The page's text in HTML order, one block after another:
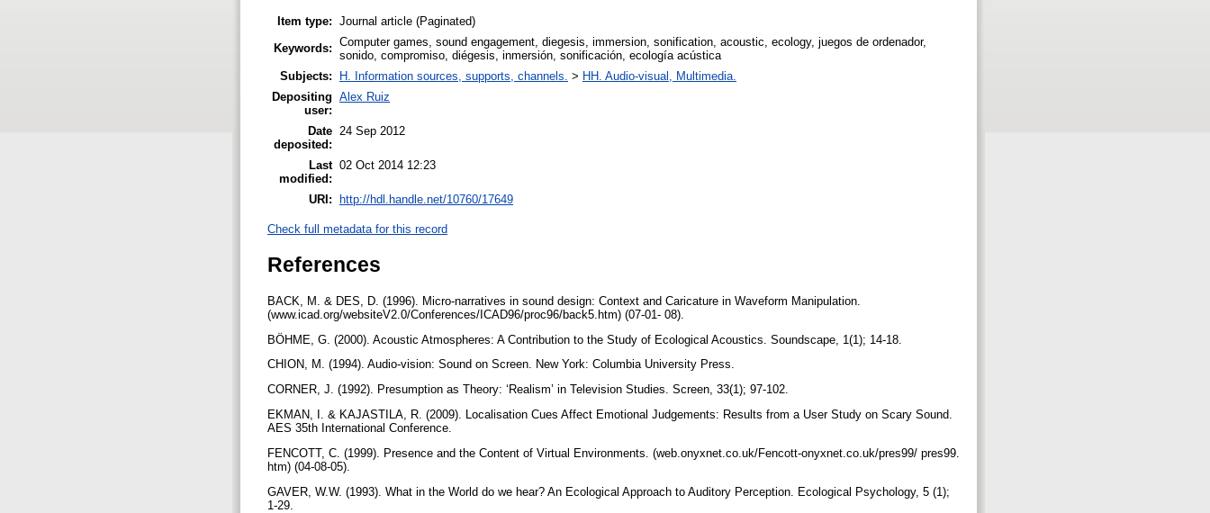
Item type: Journal article (Paginated)
Keywords: Computer games, sound engagement, diegesis, immersion, sonification, acoustic, ecology, juegos de ordenador,
sonido, compromiso, diégesis, inmersión, sonificación, ecología acústica
Subjects:
H. Information sources, supports, channels. > HH. Audio-visual, Multimedia.
Depositing
user:
Alex Ruiz
Date
deposited:
24 Sep 2012
Last
modified:
02 Oct 2014 12:23
URI: http://hdl.handle.net/10760/17649
Check full metadata for this record
References
BACK, M. & DES, D. (1996). Micro-narratives in sound design: Context and Caricature in Waveform Manipulation.
(www.icad.org/websiteV2.0/Conferences/ICAD96/proc96/back5.htm) (07-01- 08).
BÖHME, G. (2000). Acoustic Atmospheres: A Contribution to the Study of Ecological Acoustics. Soundscape, 1(1); 14-18.
CHION, M. (1994). Audio-vision: Sound on Screen. New York: Columbia University Press.
CORNER, J. (1992). Presumption as Theory: ‘Realism’ in Television Studies. Screen, 33(1); 97-102.
EKMAN, I. & KAJASTILA, R. (2009). Localisation Cues Affect Emotional Judgements: Results from a User Study on Scary Sound.
AES 35th International Conference.
FENCOTT, C. (1999). Presence and the Content of Virtual Environments. (web.onyxnet.co.uk/Fencott-onyxnet.co.uk/pres99/ pres99.
htm) (04-08-05).
GAVER, W.W. (1993). What in the World do we hear? An Ecological Approach to Auditory Perception. Ecological Psychology, 5 (1);
1-29.